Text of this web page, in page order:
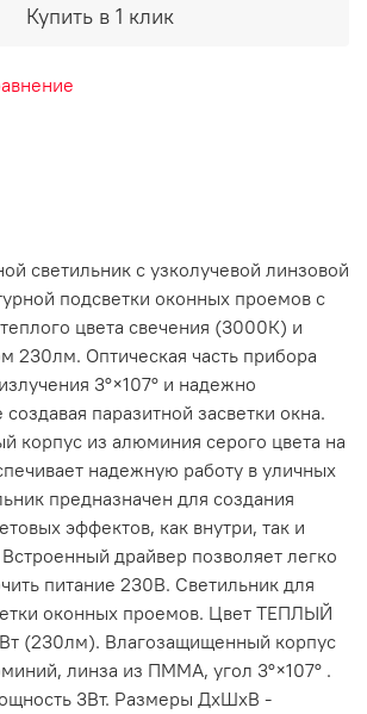
Купить в 1 клик
светильник с узколучевой линзовой
подсветки оконных проемов с
цвета свечения (3000К) и
230лм. Оптическая часть прибора
3°×107° и надежно
паразитной засветки окна.
корпус из алюминия серого цвета на
надежную работу в уличных
предназначен для создания
эффектов, как внутри, так и
драйвер позволяет легко
питание 230В. Светильник для
оконных проемов. Цвет ТЕПЛЫЙ
(230лм). Влагозащищенный корпус
линза из ПММА, угол 3°×107° .
3Вт. Размеры ДхШхВ -